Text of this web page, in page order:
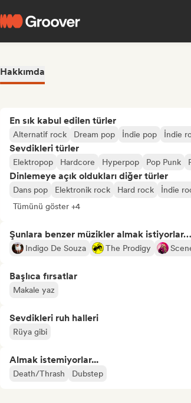
Hakkımda
En sık kabul edilen türler
Alternatif rock Dream pop İndie pop İndie
Sevdikleri türler
Elektropop Hardcore Hyperpop Pop Punk
Dinlemeye açık oldukları diğer türler
Dans pop Elektronik rock Hard rock İndie
Tümünü göster +4
Şunlara benzer müzikler almak istiyorlar…
Indigo De Souza The Prodigy
Başlıca fırsatlar
Makale yaz
Sevdikleri ruh halleri
Rüya gibi
Almak istemiyorlar...
Death/Thrash Dubstep